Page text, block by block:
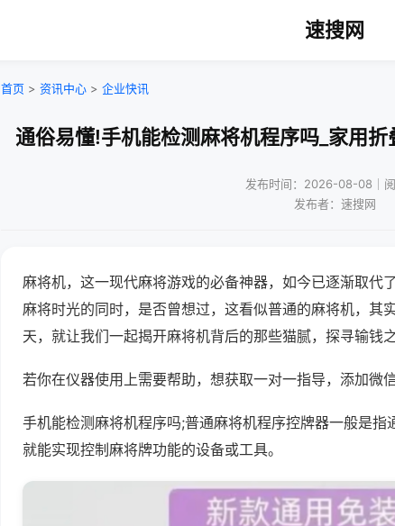
速搜网
首页 > 资讯中心 > 企业快讯
通俗易懂!手机能检测麻将机程序吗_家用
发布时间：2026-08-08｜
发布者：速搜网
麻将机，这一现代麻将游戏的必备神器，如今已逐渐取代
麻将时光的同时，是否曾想过，这看似普通的麻将机，其
天，就让我们一起揭开麻将机背后的那些猫腻，探寻输钱之
若你在仪器使用上需要帮助，想获取一对一指导，添加微
手机能检测麻将机程序吗;普通麻将机程序控牌器一般是
就能实现控制麻将牌功能的设备或工具。